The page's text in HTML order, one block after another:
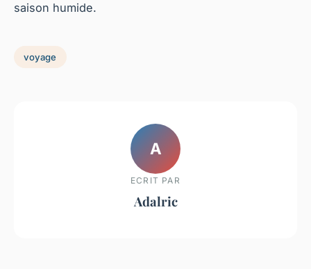
saison humide.
voyage
A
ECRIT PAR
Adalric